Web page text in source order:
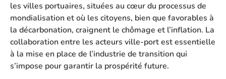
les villes portuaires, situées au cœur du processus de
mondialisation et où les citoyens, bien que favorables à
la décarbonation, craignent le chômage et l’inflation. La
collaboration entre les acteurs ville-port est essentielle
à la mise en place de l’industrie de transition qui
s’impose pour garantir la prospérité future.